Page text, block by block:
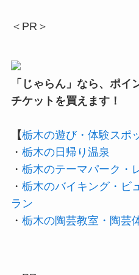
＜PR＞
「じゃらん」なら、ポ
チケットを買えます！
【栃木の遊び・体験スポ
・ 栃木の日帰り温泉
・ 栃木のテーマパーク・
・ 栃木のバイキング・ビ
ラン
・ 栃木の陶芸教室・陶芸